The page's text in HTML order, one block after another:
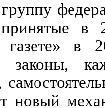
принятые в
газете»
законы,
новый